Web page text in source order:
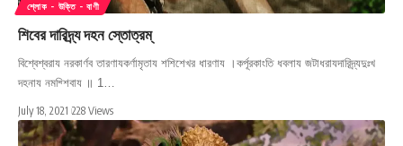
শ্লোক - উক্তি - বাণী
শিবের দারিদ্র্য দহন স্তোত্রম্
বিশ্বেশ্বরায নরকার্ণব তারণাযকর্ণামৃতায শশিশেখর ধারণায ।কর্পূরকাংতি ধবলায জটাধরাযদারিদ্র্যদুঃখ
দহনায নমশ্শিবায ॥ 1…
July 18, 2021 228 Views